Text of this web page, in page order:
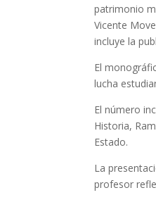
patrimonio
Vicente
incluye la
El
lucha
El número
Historia,
Estado.
La
profesor